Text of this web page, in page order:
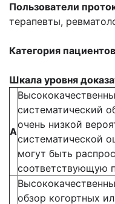
Пользователи
терапевты,
Категория
Шкала уровня
А
систематический
очень низкой
систематической
могут быть
соответствующую
обзор когортных